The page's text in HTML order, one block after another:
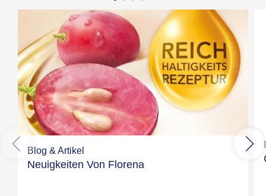
Blog & Artikel
Neuigkeiten Von Florena